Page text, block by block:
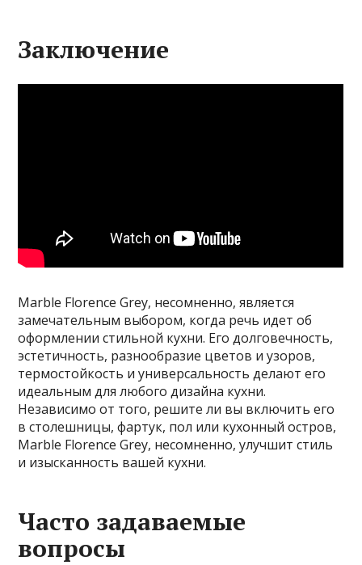
Заключение
Marble Florence Grey, несомненно, является
замечательным выбором, когда речь идет об
оформлении стильной кухни. Его долговечность,
эстетичность, разнообразие цветов и узоров,
термостойкость и универсальность делают его
идеальным для любого дизайна кухни.
Независимо от того, решите ли вы включить его
в столешницы, фартук, пол или кухонный остров,
Marble Florence Grey, несомненно, улучшит стиль
и изысканность вашей кухни.
Часто задаваемые
вопросы